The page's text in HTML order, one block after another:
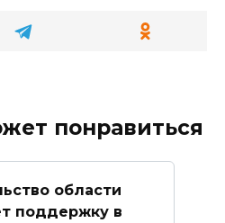
понравиться
области
поддержку в